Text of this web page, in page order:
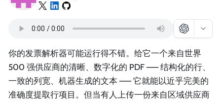
你的发票解析器可能运行得不错。给它一个来自世界
500 强供应商的清晰、数字化的 PDF —— 结构化的行、
一致的列宽、机器生成的文本 —— 它就能以近乎完美的
准确度提取行项目。但当有人上传一份来自区域供应商